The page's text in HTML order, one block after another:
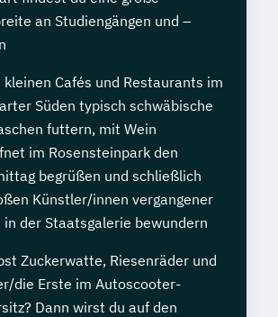
an Studiengängen und –
kleinen Cafés und Restaurants im
Süden typisch schwäbische
futtern, mit Wein
im Rosensteinpark den
begrüßen und schließlich
Künstler/innen vergangener
in der Staatsgalerie bewundern
Zuckerwatte, Riesenräder und
die Erste im Autoscooter-
Dann wirst du auf den